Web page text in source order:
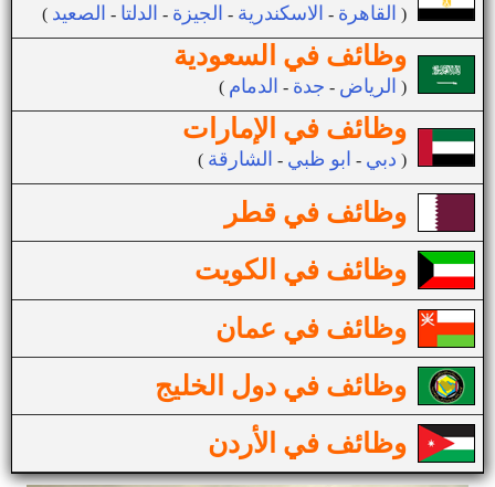
( القاهرة - الاسكندرية - الجيزة - الدلتا - الصعيد )
وظائف في السعودية
( الرياض - جدة - الدمام )
وظائف في الإمارات
( دبي - ابو ظبي - الشارقة )
وظائف في قطر
وظائف في الكويت
وظائف في عمان
وظائف في دول الخليج
وظائف في الأردن